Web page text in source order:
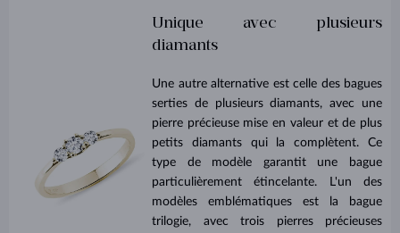
Unique avec plusieurs
diamants
Une autre alternative est celle des bagues
serties de plusieurs diamants, avec une
pierre précieuse mise en valeur et de plus
petits diamants qui la complètent. Ce
type de modèle garantit une bague
particulièrement étincelante. L'un des
modèles emblématiques est la bague
trilogie, avec trois pierres précieuses